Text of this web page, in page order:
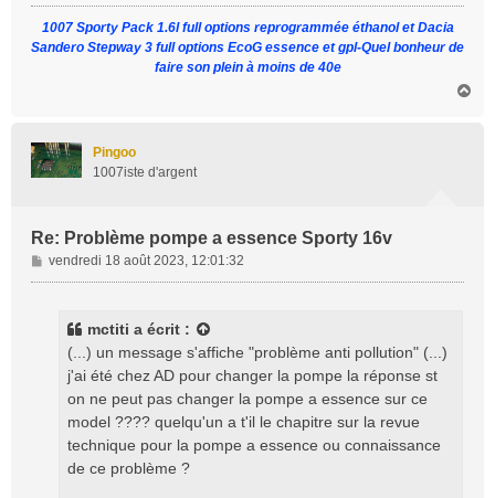
1007 Sporty Pack 1.6l full options reprogrammée éthanol et Dacia
Sandero Stepway 3 full options EcoG essence et gpl-Quel bonheur de
faire son plein à moins de 40e
Pingoo
1007iste d'argent
Re: Problème pompe a essence Sporty 16v
M
e
vendredi 18 août 2023, 12:01:32
mctiti a écrit :
(...) un message s'affiche "problème anti pollution" (...)
j'ai été chez AD pour changer la pompe la réponse st
on ne peut pas changer la pompe a essence sur ce
model ???? quelqu'un a t'il le chapitre sur la revue
technique pour la pompe a essence ou connaissance
de ce problème ?